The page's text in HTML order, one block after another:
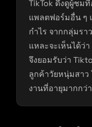
TikTok ดึงดูผู้ชม
แพลตฟอร์มอื่น ๆ
กำไร จากกลุ่มรา
แหละจะเห็นได้ว่
จึงยอมรับว่า
ลูกค้าวัยหนุ่มสา
งานที่อายุมากกว่า